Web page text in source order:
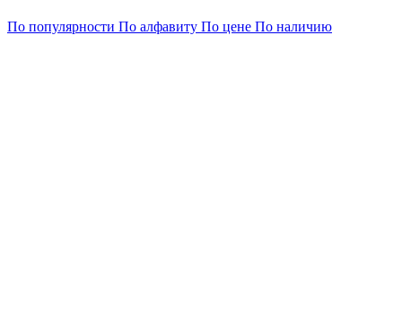
По популярности По алфавиту По цене По наличию